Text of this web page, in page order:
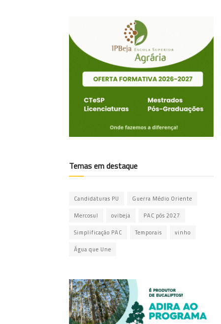
Temas em destaque
Candidaturas PU Guerra Médio Oriente
Mercosul ovibeja PAC pós 2027
Simplificação PAC Temporais vinho
Água que Une